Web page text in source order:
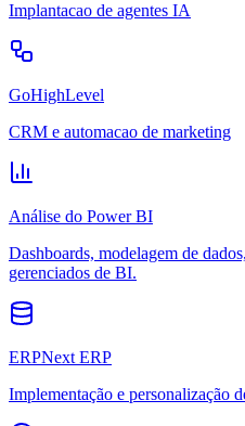
Implantacao de agentes IA
GoHighLevel
CRM e automacao de marketing
Análise do Power BI
Dashboards, modelagem de
gerenciados de BI.
ERPNext ERP
Implementação e personalização